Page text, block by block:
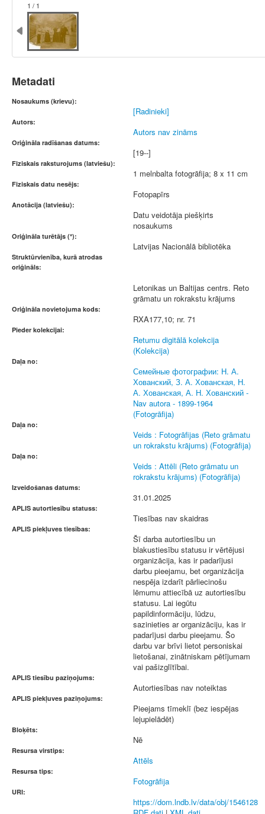
1 / 1
Metadati
Nosaukums (krievu):
[Radinieki]
Autors:
Autors nav zināms
Oriģināla radīšanas datums:
[19--]
Fiziskais raksturojums (latviešu):
1 melnbalta fotogrāfija; 8 x 11 cm
Fiziskais datu nesējs:
Fotopapīrs
Anotācija (latviešu):
Datu veidotāja piešķirts
nosaukums
Oriģināla turētājs (*):
Latvijas Nacionālā bibliotēka
Struktūrvienība, kurā atrodas
oriģināls:
Letonikas un Baltijas centrs. Reto
grāmatu un rokrakstu krājums
Oriģināla novietojuma kods:
RXA177,10; nr. 71
Pieder kolekcijai:
Retumu digitālā kolekcija
(Kolekcija)
Daļa no:
Семейные фотографии: Н. А.
Хованский, З. А. Хованская, Н.
А. Хованская, А. Н. Хованский -
Nav autora - 1899-1964
(Fotogrāfija)
Daļa no:
Veids : Fotogrāfijas (Reto grāmatu
un rokrakstu krājums) (Fotogrāfija)
Daļa no:
Veids : Attēli (Reto grāmatu un
rokrakstu krājums) (Fotogrāfija)
Izveidošanas datums:
31.01.2025
APLIS autortiesību statuss:
Tiesības nav skaidras
APLIS piekļuves tiesības:
Šī darba autortiesību un
blakustiesību statusu ir vērtējusi
organizācija, kas ir padarījusi
darbu pieejamu, bet organizācija
nespēja izdarīt pārliecinošu
lēmumu attiecībā uz autortiesību
statusu. Lai iegūtu
papildinformāciju, lūdzu,
sazinieties ar organizāciju, kas ir
padarījusi darbu pieejamu. Šo
darbu var brīvi lietot personiskai
lietošanai, zinātniskam pētījumam
vai pašizglītībai.
APLIS tiesību paziņojums:
Autortiesības nav noteiktas
APLIS piekļuves paziņojums:
Pieejams tīmeklī (bez iespējas
lejupielādēt)
Bloķēts:
Nē
Resursa virstips:
Attēls
Resursa tips:
Fotogrāfija
URI:
https://dom.lndb.lv/data/obj/1546128